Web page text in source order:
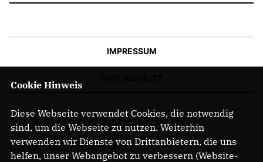
IMPRESSUM
CDU-Landesverband
Brandenburg
Cookie Hinweis
Diese Webseite verwendet Cookies, die notwendig
sind, um die Webseite zu nutzen. Weiterhin
verwenden wir Dienste von Drittanbietern, die uns
helfen, unser Webangebot zu verbessern (Website-